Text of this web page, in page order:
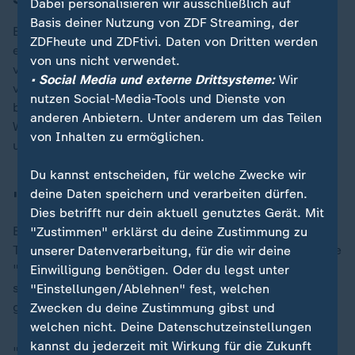
Bei ihrem Treffen legten sich die Minister darauf fest,
entschieden gegen Schmuggler und Schleuser
vorzugehen. Dafür sollen etwa illegale Geldströme
verstärkt nachverfolgt und Vermögenswerte
beschlagnahmt werden. Außerdem betonten sie die
Wichtigkeit gemeinsamer internationaler Ermittlungen,
um kriminelle Netzwerke zu zerschlagen.
"Rückführungszentren" in Drittstaaten
Beim Thema Rückführungen wollen die Innenminister
Tempo machen. Eine Maßnahme dafür sind sogenannte
"Rückführungszentren": Abgelehnte Asylbewerber
sollen künftig in sichere Zentren außerhalb der EU
gebracht werden.
"Auch Rückführungen nach Afghanistan und Syrien
Dabei personalisieren wir ausschließlich auf
Basis deiner Nutzung von ZDF Streaming, der
ZDFheute und ZDFtivi. Daten von Dritten werden
von uns nicht verwendet.
• Social Media und externe Drittsysteme:Wir
nutzen Social-Media-Tools und Dienste von
anderen Anbietern. Unter anderem um das Teilen
von Inhalten zu ermöglichen.
Du kannst entscheiden, für welche Zwecke wir
deine Daten speichern und verarbeiten dürfen.
Dies betrifft nur dein aktuell genutztes Gerät. Mit
"Zustimmen" erklärst du deine Zustimmung zu
unserer Datenverarbeitung, für die wir deine
Einwilligung benötigen. Oder du legst unter
"Einstellungen/Ablehnen" fest, welchen
Zwecken du deine Zustimmung gibst und
welchen nicht. Deine Datenschutzeinstellungen
kannst du jederzeit mit Wirkung für die Zukunft